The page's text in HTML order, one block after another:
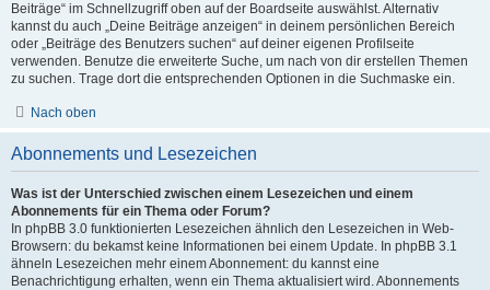
Beiträge“ im Schnellzugriff oben auf der Boardseite auswählst. Alternativ
kannst du auch „Deine Beiträge anzeigen“ in deinem persönlichen Bereich
oder „Beiträge des Benutzers suchen“ auf deiner eigenen Profilseite
verwenden. Benutze die erweiterte Suche, um nach von dir erstellen Themen
zu suchen. Trage dort die entsprechenden Optionen in die Suchmaske ein.
Nach oben
Abonnements und Lesezeichen
Was ist der Unterschied zwischen einem Lesezeichen und einem
Abonnements für ein Thema oder Forum?
In phpBB 3.0 funktionierten Lesezeichen ähnlich den Lesezeichen in Web-
Browsern: du bekamst keine Informationen bei einem Update. In phpBB 3.1
ähneln Lesezeichen mehr einem Abonnement: du kannst eine
Benachrichtigung erhalten, wenn ein Thema aktualisiert wird. Abonnements